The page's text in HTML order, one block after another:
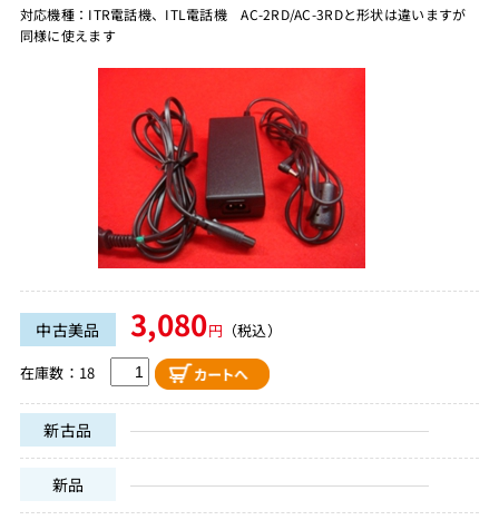
対応機種：ITR電話機、ITL電話機 AC-2RD/AC-3RDと形状は違いますが
同様に使えます
中古美品 3,080円 （税込）
在庫数：18
新古品
新品